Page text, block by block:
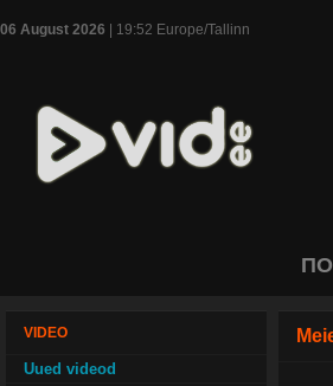
06 August 2026 | 19:52 Europe/Tallinn
VIDEO
Uued videod